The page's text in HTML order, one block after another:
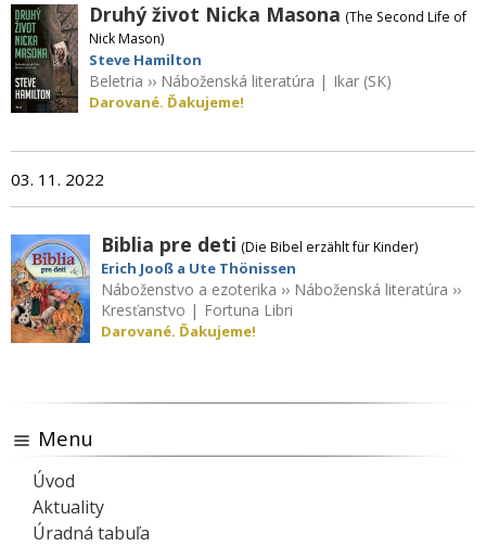
Druhý život Nicka Masona (The Second Life of
Nick Mason)
Steve Hamilton
Beletria ›› Náboženská literatúra | Ikar (SK)
Darované. Ďakujeme!
03. 11. 2022
Biblia pre deti (Die Bibel erzählt für Kinder)
Erich Jooß a Ute Thönissen
Náboženstvo a ezoterika ›› Náboženská literatúra ››
Kresťanstvo | Fortuna Libri
Darované. Ďakujeme!
Menu
Úvod
Aktuality
Úradná tabuľa